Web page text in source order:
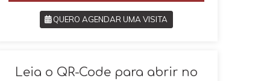
QUERO AGENDAR UMA VISITA
Leia o QR-Code para abrir no